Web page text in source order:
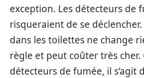
exception. Les détecteurs de
risqueraient de se déclencher.
dans les toilettes ne change
règle et peut coûter très cher.
détecteurs de fumée, il s’agit